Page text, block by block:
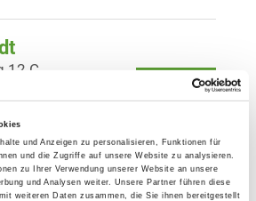
und Anzeigen zu personalisieren, Funktionen für
und die Zugriffe auf unsere Website zu analysieren.
zu Ihrer Verwendung unserer Website an unsere
und Analysen weiter. Unsere Partner führen diese
weiteren Daten zusammen, die Sie ihnen bereitgestellt
Details
12 C
e.V.
Details